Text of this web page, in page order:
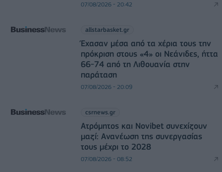
07/08/2026 - 20:42
allstarbasket.gr
Έχασαν μέσα από τα χέρια τους την
πρόκριση στους «4» οι Νεάνιδες, ήττα
66-74 από τη Λιθουανία στην
παράταση
07/08/2026 - 20:09
csrnews.gr
Ατρόμητος και Novibet συνεχίζουν
μαζί: Ανανέωση της συνεργασίας
τους μέχρι το 2028
07/08/2026 - 08:52